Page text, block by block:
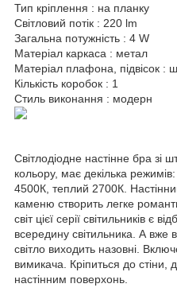
Тип кріплення : на планку
Світловий потік : 220 lm
Загальна потужність : 4 W
Матеріал каркаса : метал
Матеріал плафона, підвісок :
Кількість коробок : 1
Стиль виконання : модерн
Світлодіодне настінне бра зі
кольору, має декілька
4500К, теплий 2700К.
каменю створить легке
світ цієї серії світильників є
всередину світильника. А вже
світло виходить назовні.
вимикача. Кріпиться до стіни,
настінним поверхонь.